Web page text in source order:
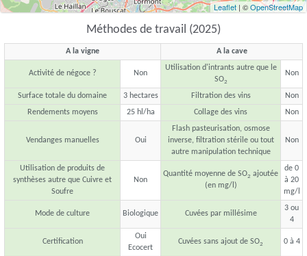
Leaflet | ©OpenStreetMap
Méthodes de travail (2025)
A la vigne A la cave
Activité de négoce ? Non
Utilisation d'intrants autre que le
SO2
Non
Surface totale du domaine 3 hectares Filtration des vins
Non
Rendements moyens
25 hl/ha Collage des vins Non
Vendanges manuelles Oui
Flash pasteurisation, osmose
inverse, filtration stérile ou tout
autre manipulation technique
Non
Utilisation de produits de
synthèses autre que Cuivre et
Soufre
Non
Quantité moyenne de SO2 ajoutée
(en mg/l)
de 0
à 20
mg/l
Mode de culture Biologique Cuvées par millésime
3 ou
4
Certification
Oui
Ecocert
Cuvées sans ajout de SO2 0 à 4